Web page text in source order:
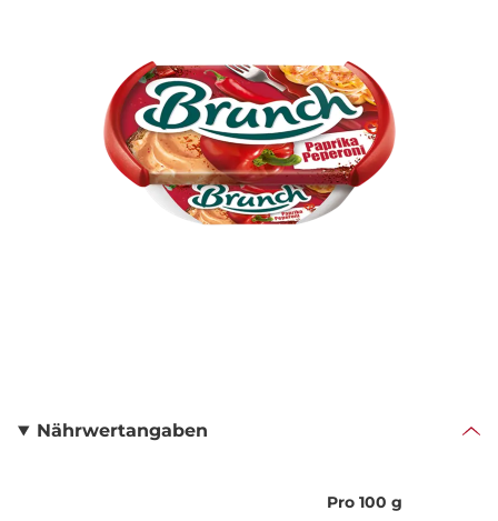
Nährwertangaben
Pro 100 g